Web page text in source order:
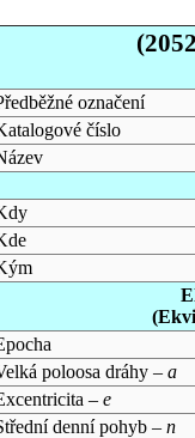
označení
číslo
poloosa dráhy – a
– e
denní pohyb – n